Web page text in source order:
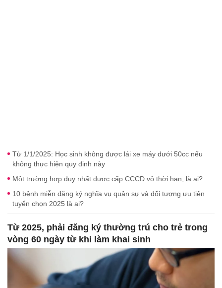
Từ 1/1/2025: Học sinh không được lái xe máy dưới 50cc nếu
không thực hiện quy định này
Một trường hợp duy nhất được cấp CCCD vô thời hạn, là ai?
10 bệnh miễn đăng ký nghĩa vụ quân sự và đối tượng ưu tiên
tuyển chọn 2025 là ai?
Từ 2025, phải đăng ký thường trú cho trẻ trong
vòng 60 ngày từ khi làm khai sinh